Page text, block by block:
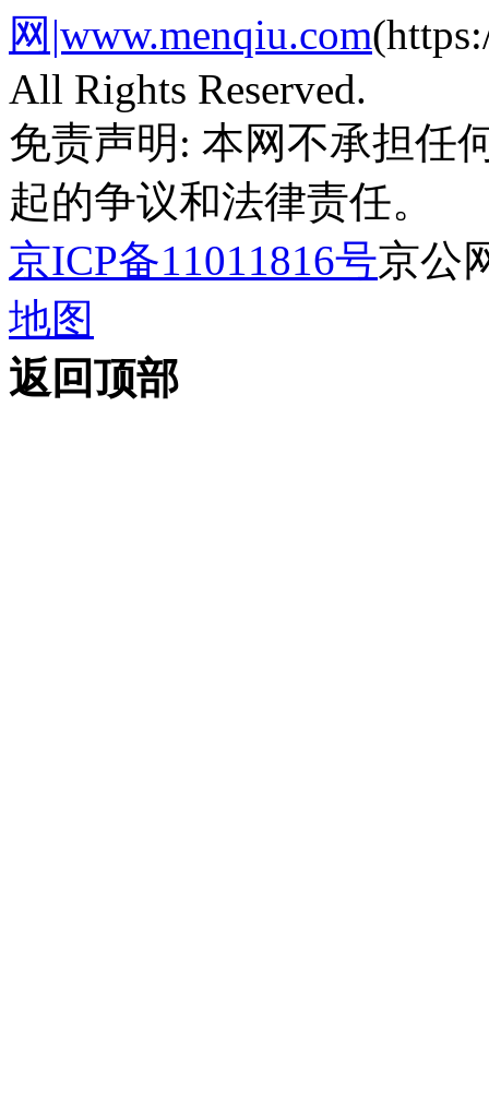
网|www.menqiu.com
All Rights Reserved.
免责声明: 本网不承担任
起的争议和法律责任。
京ICP备11011816号京公
地图
返回顶部